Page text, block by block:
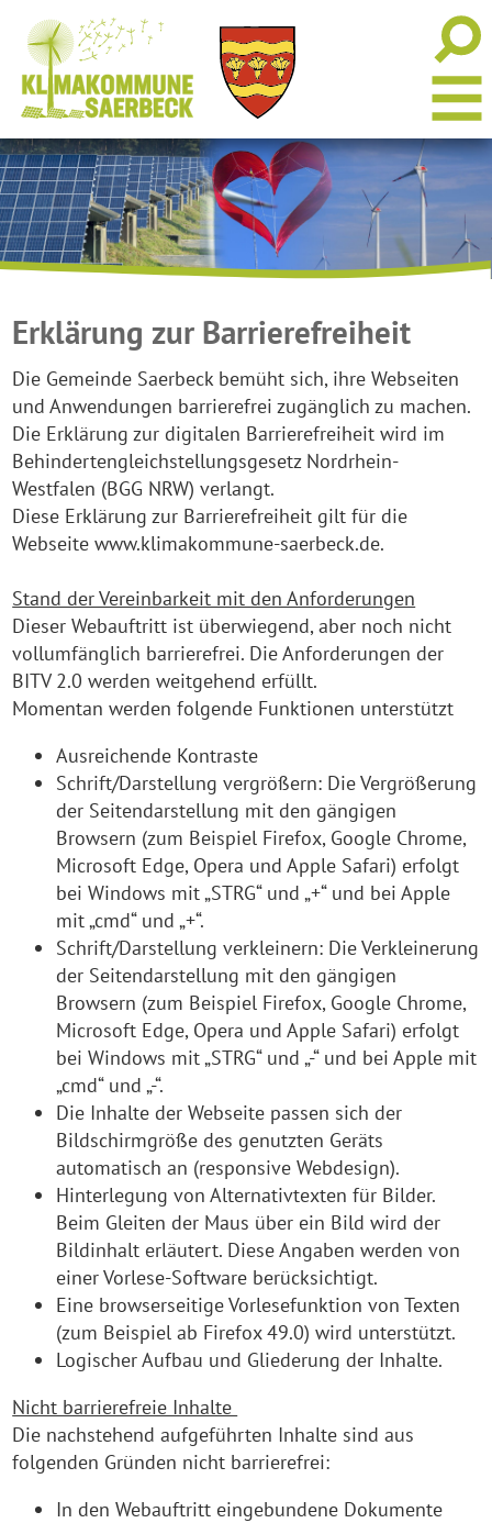
Erklärung zur Barrierefreiheit
Die Gemeinde Saerbeck bemüht sich, ihre Webseiten
und Anwendungen barrierefrei zugänglich zu machen.
Die Erklärung zur digitalen Barrierefreiheit wird im
Behindertengleichstellungsgesetz Nordrhein-
Westfalen (BGG NRW) verlangt.
Diese Erklärung zur Barrierefreiheit gilt für die
Webseite www.klimakommune-saerbeck.de.
Stand der Vereinbarkeit mit den Anforderungen
Dieser Webauftritt ist überwiegend, aber noch nicht
vollumfänglich barrierefrei. Die Anforderungen der
BITV 2.0 werden weitgehend erfüllt.
Momentan werden folgende Funktionen unterstützt
Ausreichende Kontraste
Schrift/Darstellung vergrößern: Die Vergrößerung
der Seitendarstellung mit den gängigen
Browsern (zum Beispiel Firefox, Google Chrome,
Microsoft Edge, Opera und Apple Safari) erfolgt
bei Windows mit „STRG“ und „+“ und bei Apple
mit „cmd“ und „+“.
Schrift/Darstellung verkleinern: Die Verkleinerung
der Seitendarstellung mit den gängigen
Browsern (zum Beispiel Firefox, Google Chrome,
Microsoft Edge, Opera und Apple Safari) erfolgt
bei Windows mit „STRG“ und „-“ und bei Apple mit
„cmd“ und „-“.
Die Inhalte der Webseite passen sich der
Bildschirmgröße des genutzten Geräts
automatisch an (responsive Webdesign).
Hinterlegung von Alternativtexten für Bilder.
Beim Gleiten der Maus über ein Bild wird der
Bildinhalt erläutert. Diese Angaben werden von
einer Vorlese-Software berücksichtigt.
Eine browserseitige Vorlesefunktion von Texten
(zum Beispiel ab Firefox 49.0) wird unterstützt.
Logischer Aufbau und Gliederung der Inhalte.
Nicht barrierefreie Inhalte
Die nachstehend aufgeführten Inhalte sind aus
folgenden Gründen nicht barrierefrei:
In den Webauftritt eingebundene Dokumente